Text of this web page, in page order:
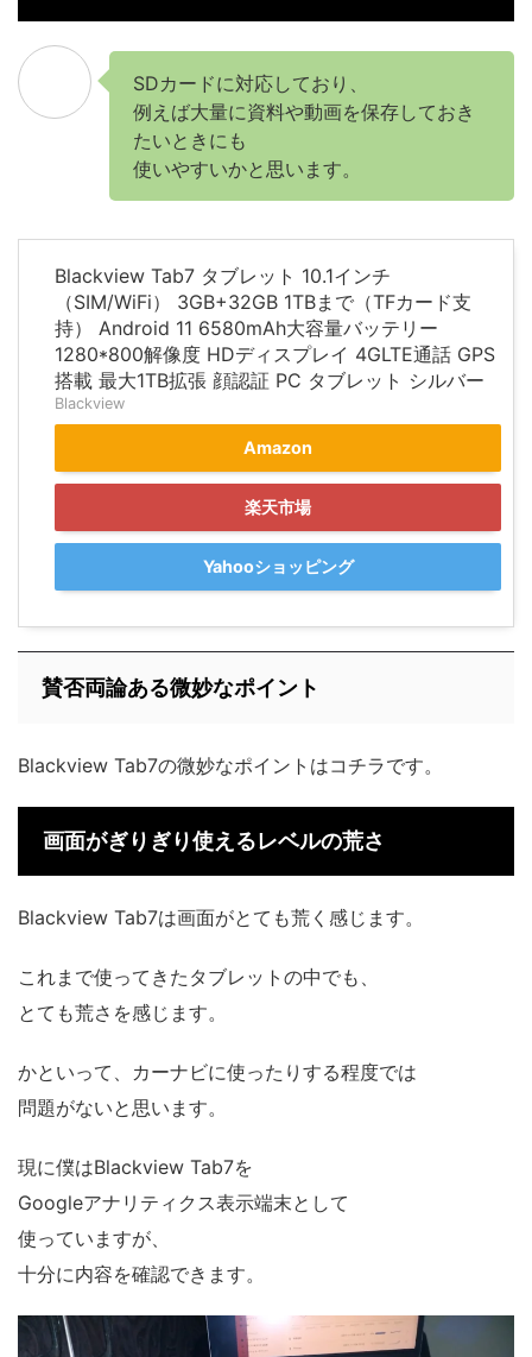
SDカードに対応しており、
例えば大量に資料や動画を保存しておき
たいときにも
使いやすいかと思います。
Blackview Tab7 タブレット 10.1インチ
（SIM/WiFi） 3GB+32GB 1TBまで（TFカード支
持） Android 11 6580mAh大容量バッテリー
1280*800解像度 HDディスプレイ 4GLTE通話 GPS
搭載 最大1TB拡張 顔認証 PC タブレット シルバー
Blackview
Amazon
楽天市場
Yahooショッピング
賛否両論ある微妙なポイント
Blackview Tab7の微妙なポイントはコチラです。
画面がぎりぎり使えるレベルの荒さ
Blackview Tab7は画面がとても荒く感じます。
これまで使ってきたタブレットの中でも、
とても荒さを感じます。
かといって、カーナビに使ったりする程度では
問題がないと思います。
現に僕はBlackview Tab7を
Googleアナリティクス表示端末として
使っていますが、
十分に内容を確認できます。